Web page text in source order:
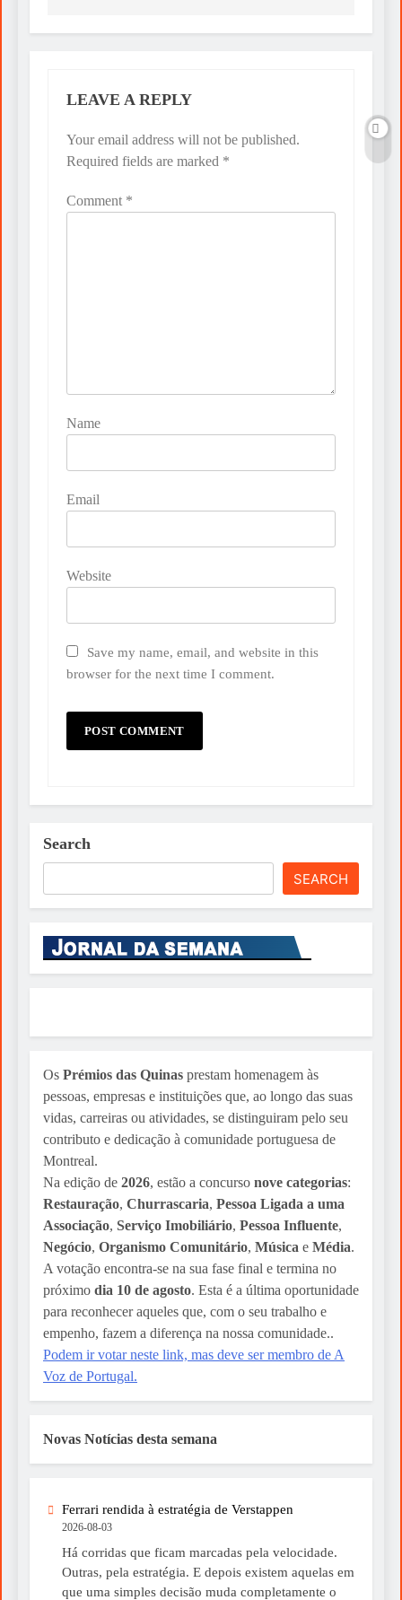
LEAVE A REPLY
Your email address will not be published.
Required fields are marked *
Comment *
Name
Email
Website
Save my name, email, and website in this
browser for the next time I comment.
Search
SEARCH
Os Prémios das Quinas prestam homenagem às
pessoas, empresas e instituições que, ao longo das suas
vidas, carreiras ou atividades, se distinguiram pelo seu
contributo e dedicação à comunidade portuguesa de
Montreal.
Na edição de 2026, estão a concurso nove categorias:
Restauração, Churrascaria, Pessoa Ligada a uma
Associação, Serviço Imobiliário, Pessoa Influente,
Negócio, Organismo Comunitário, Música e Média.
A votação encontra-se na sua fase final e termina no
próximo dia 10 de agosto. Esta é a última oportunidade
para reconhecer aqueles que, com o seu trabalho e
empenho, fazem a diferença na nossa comunidade..
Podem ir votar neste link, mas deve ser membro de A
Voz de Portugal.
Novas Notícias desta semana
Ferrari rendida à estratégia de Verstappen
2026-08-03
Há corridas que ficam marcadas pela velocidade.
Outras, pela estratégia. E depois existem aquelas em
que uma simples decisão muda completamente o